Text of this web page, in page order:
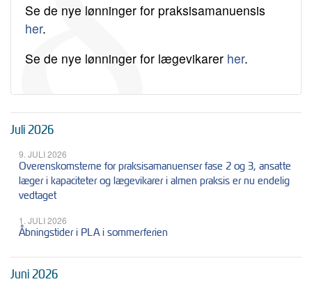
Se de nye lønninger for praksisamanuensis
her.
Se de nye lønninger for lægevikarer her.
Juli 2026
9. JULI 2026
Overenskomsterne for praksisamanuenser fase 2 og 3, ansatte
læger i kapaciteter og lægevikarer i almen praksis er nu endelig
vedtaget
1. JULI 2026
Åbningstider i PLA i sommerferien
Juni 2026